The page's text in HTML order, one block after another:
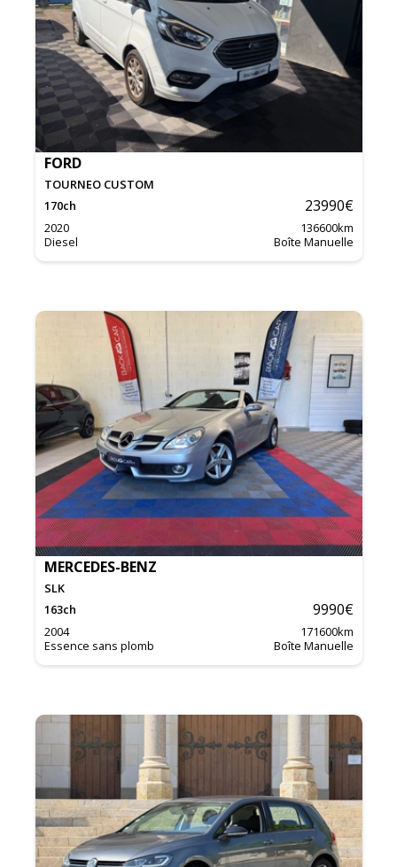
FORD
TOURNEO CUSTOM
170ch 23990€
2020 136600km
Diesel
Boîte Manuelle
MERCEDES-BENZ
SLK
163ch 9990€
2004 171600km
Essence sans plomb
Boîte Manuelle